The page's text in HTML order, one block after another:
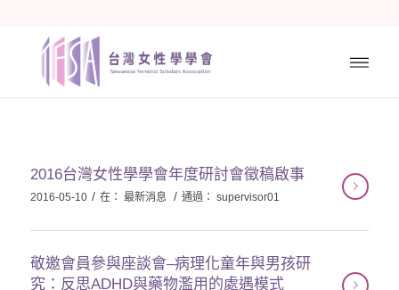
2016台灣女性學學會年度研討會徵稿啟事
2016-05-10 / 在： 最新消息 / 通過： supervisor01
敬邀會員參與座談會–病理化童年與男孩研
究：反思ADHD與藥物濫用的處遇模式